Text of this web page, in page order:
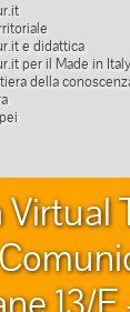
e didattica
per il Made in Italy
della
Virtual
13/